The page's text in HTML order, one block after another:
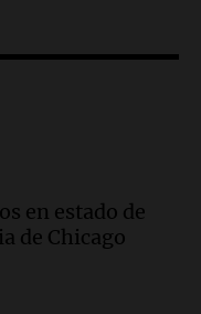
en el auto:
en estado de
de Chicago